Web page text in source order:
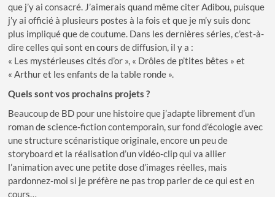
que j’y ai consacré. J’aimerais quand même citer Adibou, puisque
j’y ai officié à plusieurs postes à la fois et que je m’y suis donc
plus impliqué que de coutume. Dans les dernières séries, c’est-à-
dire celles qui sont en cours de diffusion, il y a :
« Les mystérieuses cités d’or », « Drôles de p’tites bêtes » et
« Arthur et les enfants de la table ronde ».
Quels sont vos prochains projets ?
Beaucoup de BD pour une histoire que j’adapte librement d’un
roman de science-fiction contemporain, sur fond d’écologie avec
une structure scénaristique originale, encore un peu de
storyboard et la réalisation d’un vidéo-clip qui va allier
l’animation avec une petite dose d’images réelles, mais
pardonnez-moi si je préfère ne pas trop parler de ce qui est en
cours…